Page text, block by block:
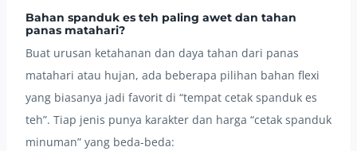
Bahan spanduk es teh paling awet dan tahan
panas matahari?
Buat urusan ketahanan dan daya tahan dari panas
matahari atau hujan, ada beberapa pilihan bahan flexi
yang biasanya jadi favorit di “tempat cetak spanduk es
teh”. Tiap jenis punya karakter dan harga “cetak spanduk
minuman” yang beda-beda: